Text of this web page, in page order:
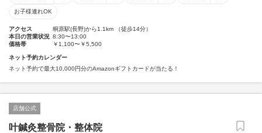
お子様連れOK
アクセス
桐原駅(長野)から1.1km （徒歩14分）
本日の営業状況 8:30〜13:00
価格帯
￥1,100〜￥5,500
ネット予約カレンダー
ネット予約で最大10,000円分のAmazonギフトカードが当たる！
店舗公式
叶鍼灸整骨院・整体院